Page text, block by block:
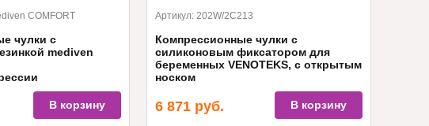
COMFORT
чулки с
mediven
удобная фиксация,
позволяющая
В корзину
Артикул: 202W/2C213
Компрессионные чулки с
силиконовым фиксатором для
беременных VENOTEKS, с открытым
носком
II класс компрессии, 26-32 мм.рт.ст.,
непрозрачная ткань
6 871 руб. В корзину